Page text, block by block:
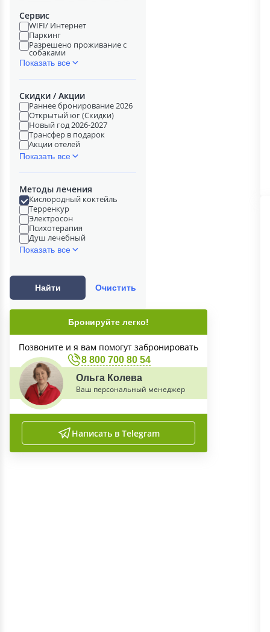
Сервис
WIFI/ Интернет
Паркинг
Разрешено проживание с
собаками
Показать все
Скидки / Акции
Раннее бронирование 2026
Открытый юг (Скидки)
Новый год 2026-2027
Трансфер в подарок
Акции отелей
Показать все
Методы лечения
Кислородный коктейль
Терренкур
Электросон
Психотерапия
Душ лечебный
Показать все
Найти Очистить
Бронируйте легко!
Позвоните и я вам помогут забронировать
8 800 700 80 54
Ольга Колева
Ваш персональный менеджер
Написать в Telegram